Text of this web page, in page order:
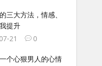
三大方法，情感、
提升
21
0
个心狠男人的心情